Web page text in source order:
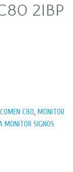
2IBP
COMEN C80, MONITOR
MONITOR SIGNOS